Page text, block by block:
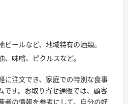
ビールなど、地域特有の酒類。
、味噌、ピクルスなど。
に注文でき、家庭での特別な食事
です。お取り寄せ通販では、顧客
者の情報を参考にして、自分の好